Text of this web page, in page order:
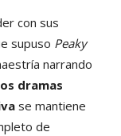
con sus
supuso Peaky
narrando
dramas
se mantiene
de